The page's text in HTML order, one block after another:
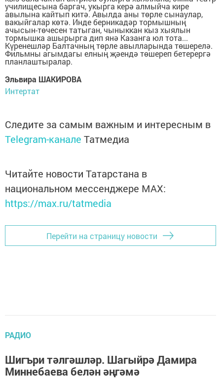
училищесына баргач, укырга керә алмыйча кире
авылына кайтып китә. Авылда аны төрле сынаулар,
вакыйгалар көтә. Инде берникадәр тормышның
ачысын-төчесен татыган, чыныккан кыз хыялын
тормышка ашырырга дип янә Казанга юл тота...
Күренешләр Балтачның төрле авылларында төшерелә.
Фильмны агымдагы елның җәендә төшереп бетерергә
планлаштыралар.
Эльвира ШАКИРОВА
Интертат
Следите за самым важным и интересным в
Telegram-канале Татмедиа
Читайте новости Татарстана в
национальном мессенджере MАХ:
https://max.ru/tatmedia
Перейти на страницу новости
РАДИО
Шигъри тәлгәшләр. Шагыйрә Дамира
Миннебаева белән әңгәмә